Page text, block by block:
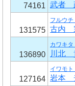
74161 武者
131575
フルウチ
古内
136890
カワキタ
川北
127164
イワモト
岩本